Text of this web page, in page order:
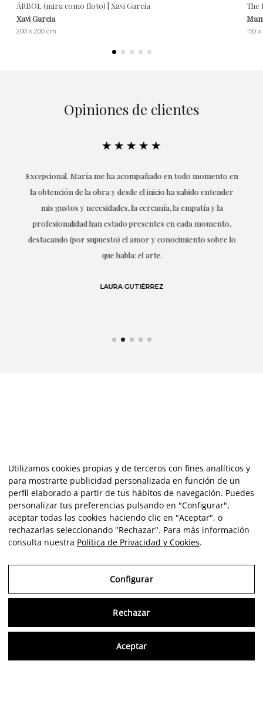
ÁRBOL (mira como floto) | Xavi García
Xavi Garcia
200 x 200 cm
The
150
Opiniones de clientes
★★★★★
Excepcional. María me ha acompañado en todo momento en
la obtención de la obra y desde el inicio ha sabido entender
mis gustos y necesidades, la cercanía, la empatía y la
profesionalidad han estado presentes en cada momento,
destacando (por supuesto) el amor y conocimiento sobre lo
que habla: el arte.
LAURA GUTIÉRREZ
Utilizamos cookies propias y de terceros con fines analíticos y
para mostrarte publicidad personalizada en función de un
perfil elaborado a partir de tus hábitos de navegación. Puedes
personalizar tus preferencias pulsando en "Configurar",
aceptar todas las cookies haciendo clic en "Aceptar", o
rechazarlas seleccionando "Rechazar". Para más información
consulta nuestra Política de Privacidad y Cookies.
Configurar
Rechazar
Aceptar